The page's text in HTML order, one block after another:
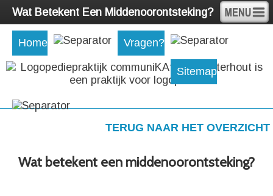
Wat Betekent Een Middenoorontsteking?
Home Vragen?
Sitemap
TERUG NAAR HET OVERZICHT
Wat betekent een middenoorontsteking?